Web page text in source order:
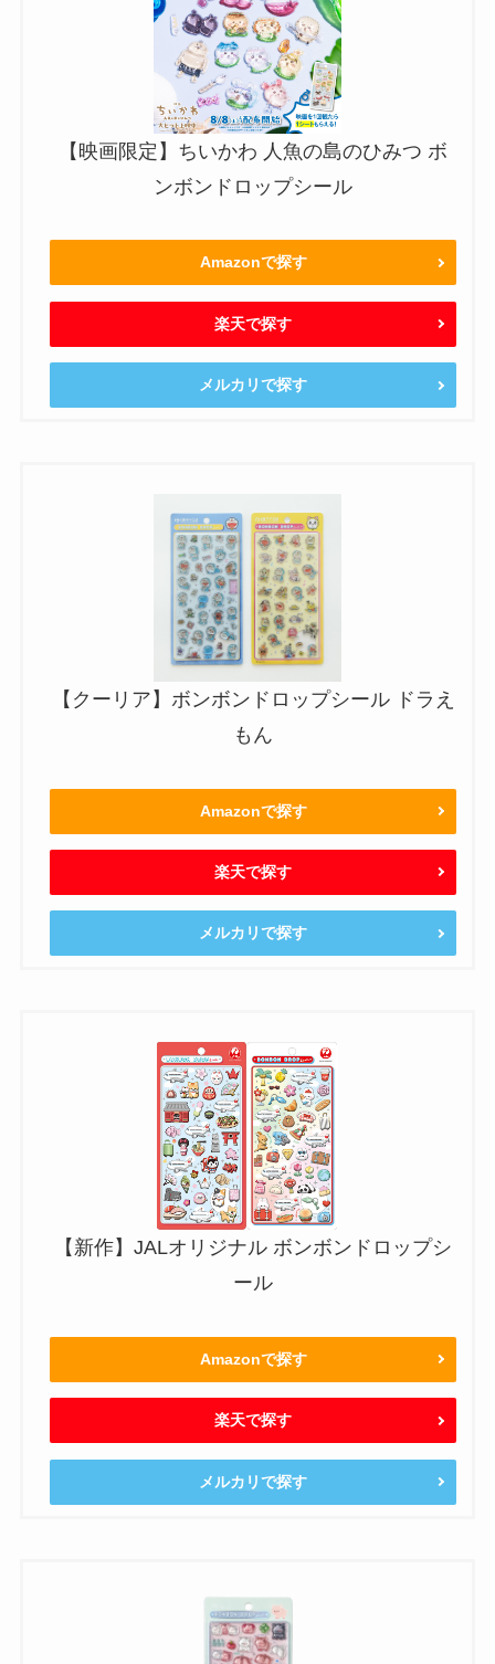
【映画限定】ちいかわ 人魚の島のひみつ ボ
ンボンドロップシール
Amazonで探す
楽天で探す
メルカリで探す
【クーリア】ボンボンドロップシール ドラえ
もん
Amazonで探す
楽天で探す
メルカリで探す
【新作】JALオリジナル ボンボンドロップシ
ール
Amazonで探す
楽天で探す
メルカリで探す